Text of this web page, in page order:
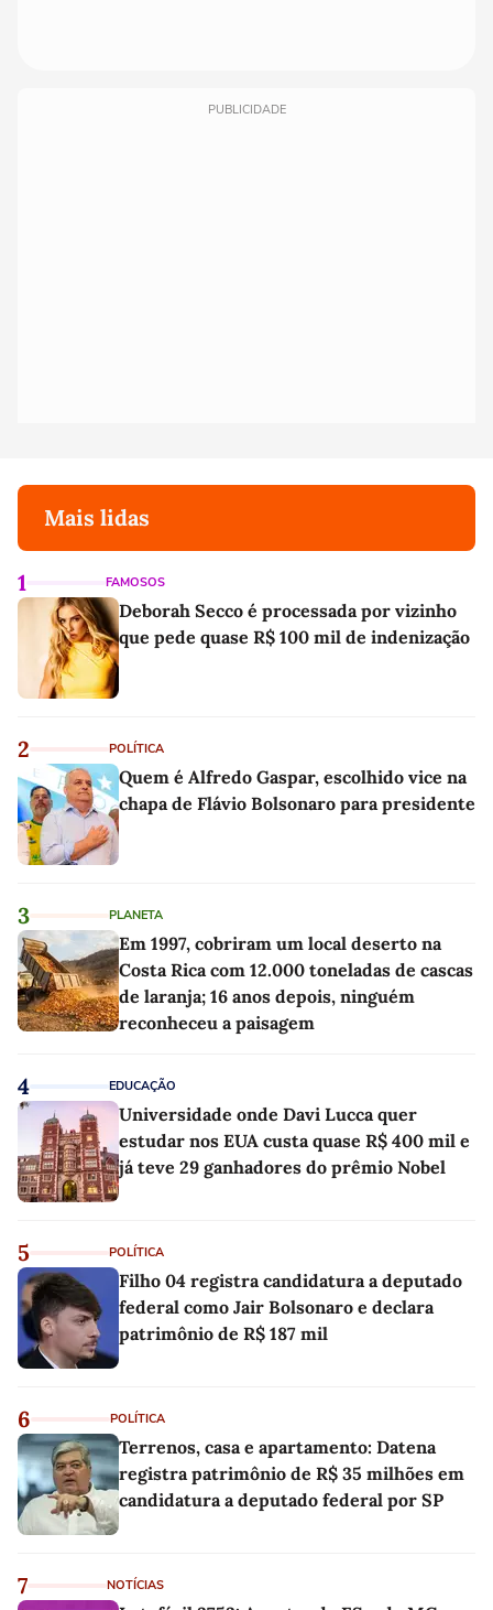
PUBLICIDADE
Mais lidas
1 FAMOSOS
Deborah Secco é processada por vizinho
que pede quase R$ 100 mil de indenização
2 POLÍTICA
Quem é Alfredo Gaspar, escolhido vice na
chapa de Flávio Bolsonaro para presidente
3 PLANETA
Em 1997, cobriram um local deserto na
Costa Rica com 12.000 toneladas de cascas
de laranja; 16 anos depois, ninguém
reconheceu a paisagem
4 EDUCAÇÃO
Universidade onde Davi Lucca quer
estudar nos EUA custa quase R$ 400 mil e
já teve 29 ganhadores do prêmio Nobel
5 POLÍTICA
Filho 04 registra candidatura a deputado
federal como Jair Bolsonaro e declara
patrimônio de R$ 187 mil
6 POLÍTICA
Terrenos, casa e apartamento: Datena
registra patrimônio de R$ 35 milhões em
candidatura a deputado federal por SP
7 NOTÍCIAS